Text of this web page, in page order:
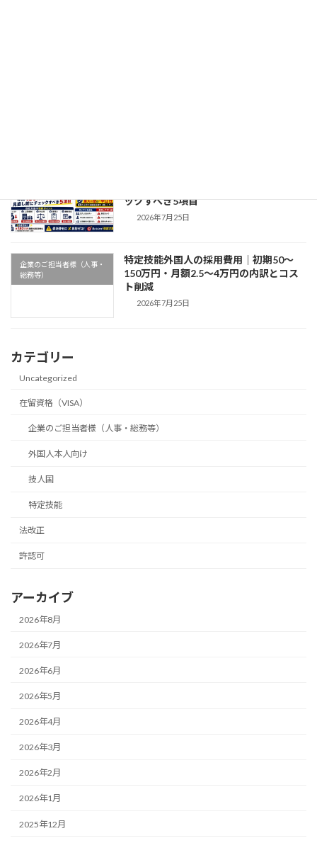
ックすべき5項目
2026年7月25日
企業のご担当者様（人事・
総務等）
特定技能外国人の採用費用｜初期50〜
150万円・月額2.5〜4万円の内訳とコス
ト削減
2026年7月25日
カテゴリー
Uncategorized
在留資格（VISA）
企業のご担当者様（人事・総務等）
外国人本人向け
技人国
特定技能
法改正
許認可
アーカイブ
2026年8月
2026年7月
2026年6月
2026年5月
2026年4月
2026年3月
2026年2月
2026年1月
2025年12月